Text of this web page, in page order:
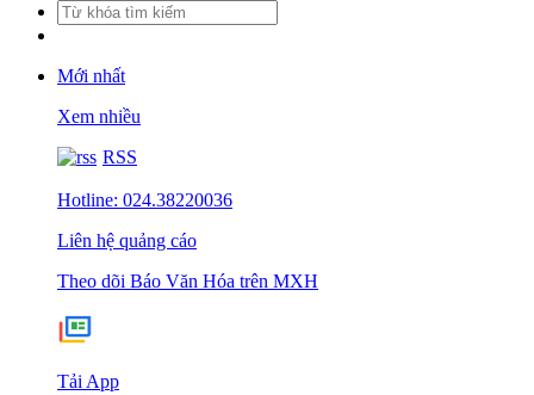
Mới nhất
Xem nhiều
RSS
Hotline: 024.38220036
Liên hệ quảng cáo
Theo dõi Báo Văn Hóa trên MXH
Tải App